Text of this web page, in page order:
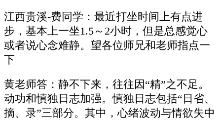
江西贵溪-费同学：最近打坐时间上有点进
步，基本上一坐1.5～2小时，但是总感觉心
或者说心念难静。望各位师兄和老师指点一
下
黄老师答：静不下来，往往因“精”之不足。
动功和慎独日志加强。慎独日志包括“日省、
摘、录”三部分。其中，心绪波动与情欲失中